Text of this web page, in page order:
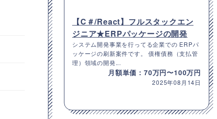
【C＃/React】フルスタックエン
ジニア★ERPパッケージの開発
システム開発事業を行ってる企業での ERPパ
ッケージの刷新案件です。 債権債務（支払管
理）領域の開発...
月額単価：70万円〜100万円
2025年08月14日